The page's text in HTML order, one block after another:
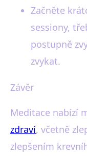
Začněte
sessiony,
postupně
zvykat.
Závěr
Meditace nabízí
zdraví, včetně
zlepšením